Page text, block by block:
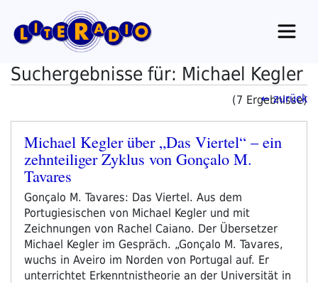
Inhalt
springen
Suchergebnisse für: Michael Kegler
(7 Ergebnisse)
← zurück
Veröffentlicht
am
Michael Kegler über „Das Viertel“ – ein
zehnteiliger Zyklus von Gonçalo M.
Tavares
Gonçalo M. Tavares: Das Viertel. Aus dem
Portugiesischen von Michael Kegler und mit
Zeichnungen von Rachel Caiano. Der Übersetzer
Michael Kegler im Gespräch. „Gonçalo M. Tavares,
wuchs in Aveiro im Norden von Portugal auf. Er
unterrichtet Erkenntnistheorie an der Universität in